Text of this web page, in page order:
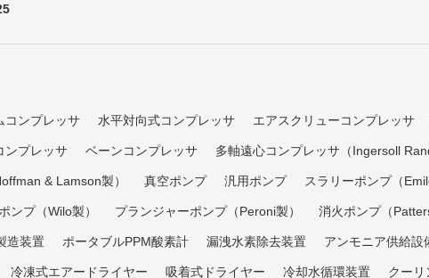
コンプレッサ 水平対向式コンプレッサ エアスクリューコンプレッサ
ンプレッサ ベーンコンプレッサ 多軸遠心コンプレッサ（Ingersoll
& Lamson製） 真空ポンプ 汎用ポンプ スラリーポンプ（
ンプ（Wilo製） プランジャーポンプ（Peroni製） 消火ポンプ（
造装置 ポータブルPPM酸素計 漏洩水素除去装置 アンモニア供給設
冷凍式エアードライヤー 吸着式ドライヤー 冷却水循環装置 クーリ